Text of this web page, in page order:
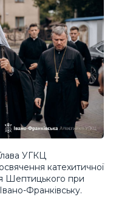
УГКЦ
катехитичної
Шептицького при
Франківську.